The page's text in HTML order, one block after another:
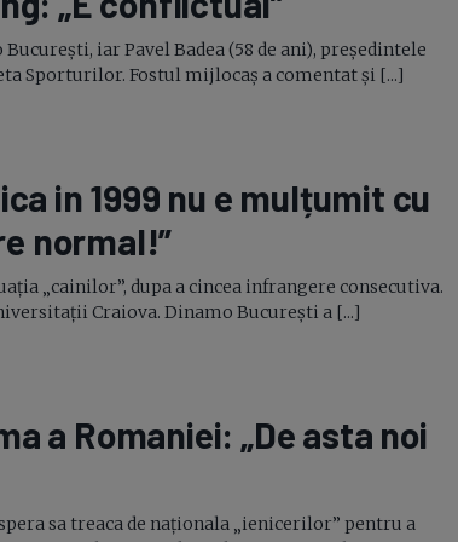
Serie
Echipe
Program TV
iar Pavel Badea (58 de ani), președintele
Sporturilor. Fostul mijlocaș a comentat și [...]
in 1999 nu e mulțumit cu
normal!”
„cainilor”, dupa a cincea infrangere consecutiva.
Craiova. Dinamo București a [...]
a Romaniei: „De asta noi
sa treaca de naționala „ienicerilor” pentru a